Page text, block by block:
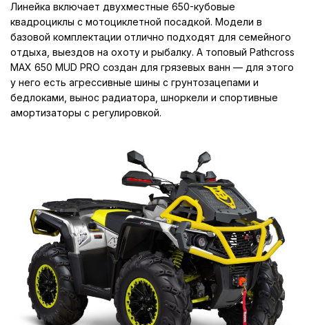
Линейка включает двухместные 650-кубовые
квадроциклы с мотоциклетной посадкой. Модели в
базовой комплектации отлично подходят для семейного
отдыха, выездов на охоту и рыбалку. А топовый Pathcross
MAX 650 MUD PRO создан для грязевых ванн — для этого
у него есть агрессивные шины с грунтозацепами и
бедлоками, вынос радиатора, шноркели и спортивные
амортизаторы с регулировкой.